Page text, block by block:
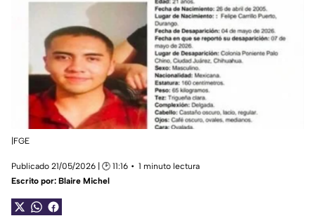
|FGE
Publicado 21/05/2026 | 🕑 11:16
1 minuto lectura
Escrito por: Blaire Michel